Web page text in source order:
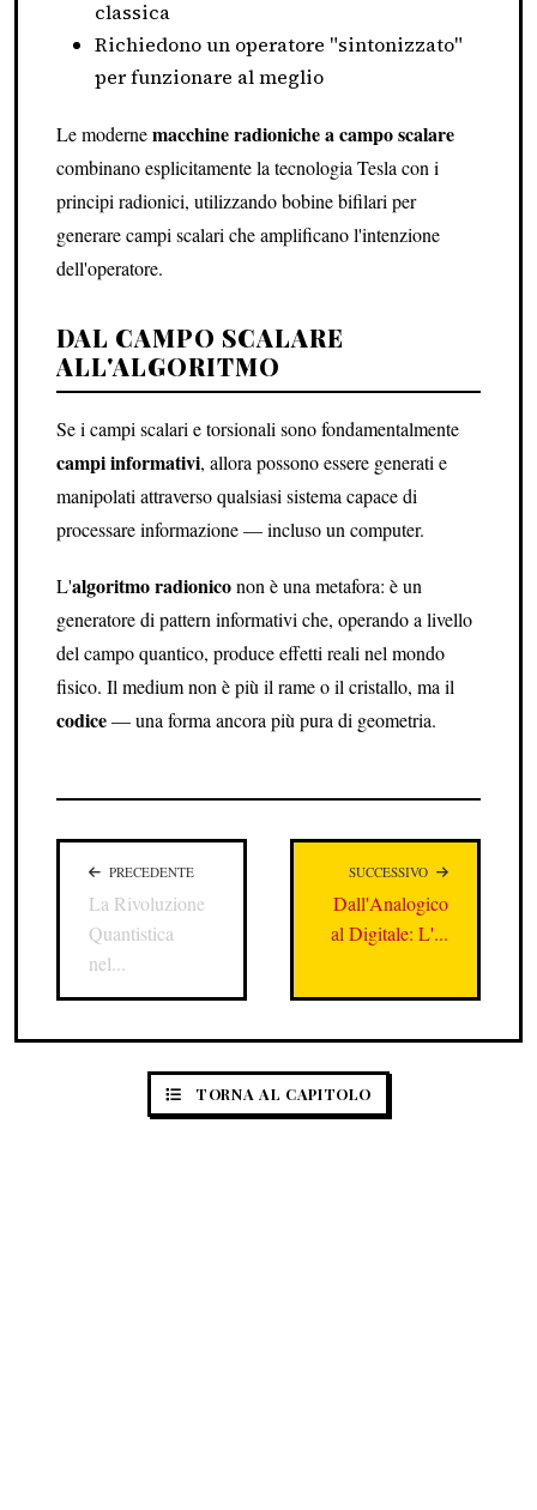
classica
Richiedono un operatore "sintonizzato"
per funzionare al meglio
Le modernemacchine radioniche a campo scalare
combinano esplicitamente la tecnologia Tesla con i
principi radionici, utilizzando bobine bifilari per
generare campi scalari che amplificano l'intenzione
dell'operatore.
DAL CAMPO SCALARE
ALL'ALGORITMO
Se i campi scalari e torsionali sono fondamentalmente
campi informativi, allora possono essere generati e
manipolati attraverso qualsiasi sistema capace di
processare informazione — incluso un computer.
L'algoritmo radioniconon è una metafora: è un
generatore di pattern informativi che, operando a livello
del campo quantico, produce effetti reali nel mondo
fisico. Il medium non è più il rame o il cristallo, ma il
codice— una forma ancora più pura di geometria.
PRECEDENTE
La Rivoluzione
Quantistica
nel...
SUCCESSIVO
Dall'Analogico
al Digitale: L'...
TORNA AL CAPITOLO